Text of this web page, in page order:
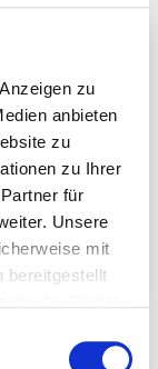
zu
anbieten
zu
zu Ihrer
für
Unsere
mit
bereitgestellt